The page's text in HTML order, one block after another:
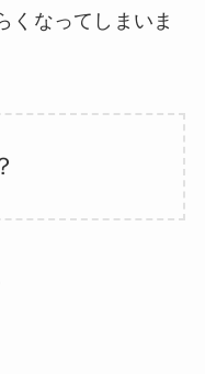
くなってしまいま